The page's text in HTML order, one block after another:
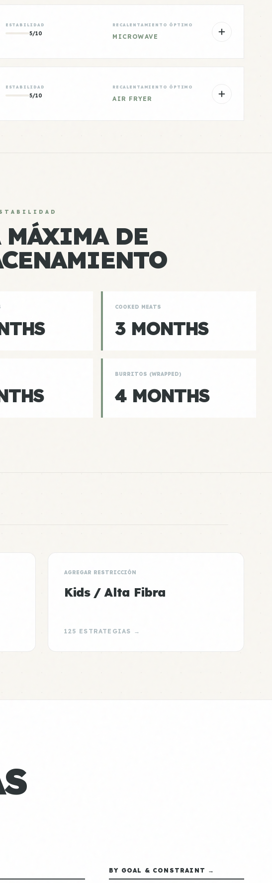
ESTABILIDAD
5/10
RECALENTAMIENTO ÓPTIMO
MICROWAVE
ESTABILIDAD
5/10
RECALENTAMIENTO ÓPTIMO
AIR FRYER
DE
COOKED MEATS
3 MONTHS
BURRITOS (WRAPPED)
4 MONTHS
AGREGAR RESTRICCIÓN
Kids / Alta Fibra
125 ESTRATEGIAS →
BY GOAL & CONSTRAINT →